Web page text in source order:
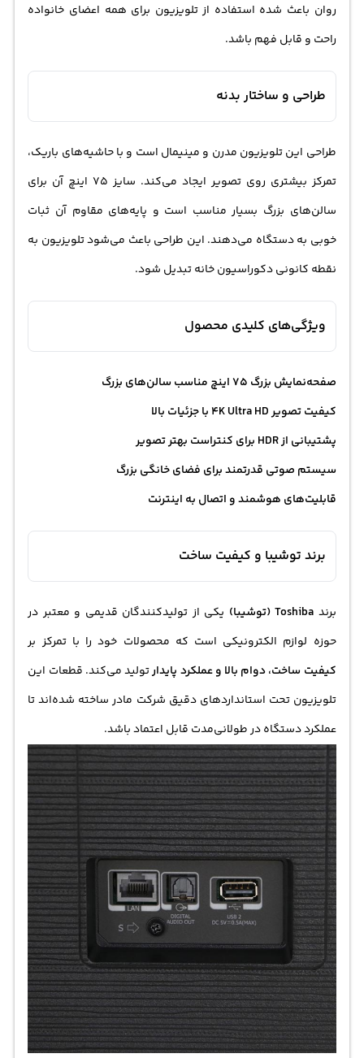
روان باعث شده استفاده از تلویزیون برای همه اعضای خانواده
راحت و قابل فهم باشد.
طراحی و ساختار بدنه
طراحی این تلویزیون مدرن و مینیمال است و با حاشیه‌های باریک،
تمرکز بیشتری روی تصویر ایجاد می‌کند. سایز 75 اینچ آن برای
سالن‌های بزرگ بسیار مناسب است و پایه‌های مقاوم آن ثبات
خوبی به دستگاه می‌دهند. این طراحی باعث می‌شود تلویزیون به
نقطه کانونی دکوراسیون خانه تبدیل شود.
ویژگی‌های کلیدی محصول
صفحه‌نمایش بزرگ 75 اینچ مناسب سالن‌های بزرگ
کیفیت تصویر 4K Ultra HD با جزئیات بالا
پشتیبانی از HDR برای کنتراست بهتر تصویر
سیستم صوتی قدرتمند برای فضای خانگی بزرگ
قابلیت‌های هوشمند و اتصال به اینترنت
برند توشیبا و کیفیت ساخت
برند Toshiba (توشیبا)
یکی از تولیدکنندگان قدیمی و معتبر در
حوزه لوازم الکترونیکی است که محصولات خود را با تمرکز بر
کیفیت ساخت، دوام بالا و عملکرد پایدارتولید می‌کند. قطعات این
تلویزیون تحت استانداردهای دقیق شرکت مادر ساخته شده‌اند تا
عملکرد دستگاه در طولانی‌مدت قابل اعتماد باشد.